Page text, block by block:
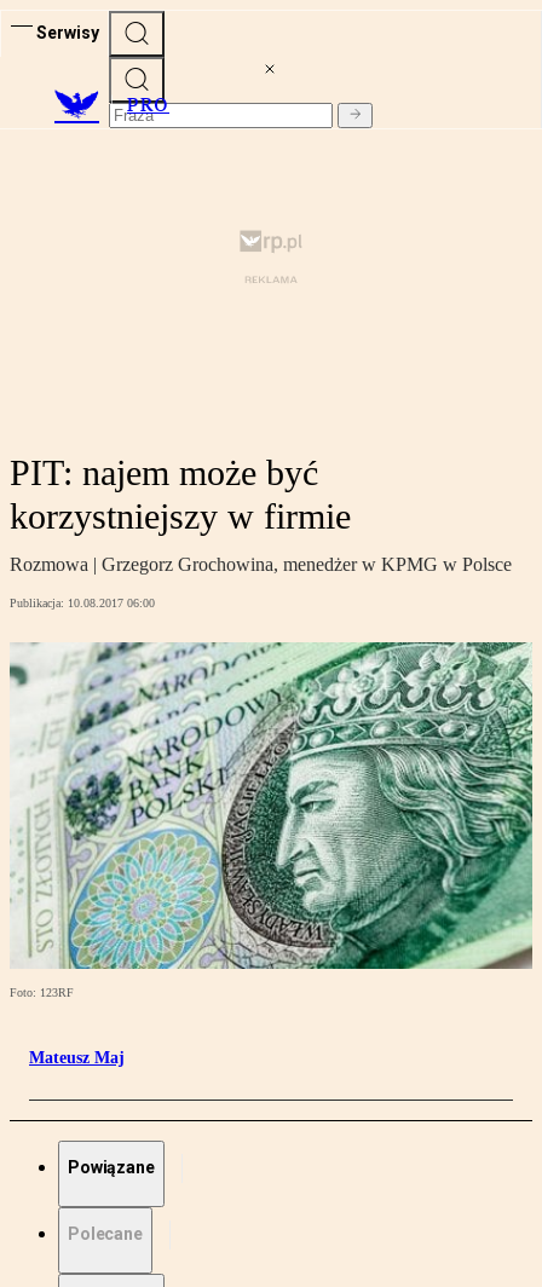
Serwisy
PRO
PIT: najem może być
korzystniejszy w firmie
Rozmowa | Grzegorz Grochowina, menedżer w KPMG w Polsce
Publikacja: 10.08.2017 06:00
Foto: 123RF
Mateusz Maj
Powiązane
Polecane